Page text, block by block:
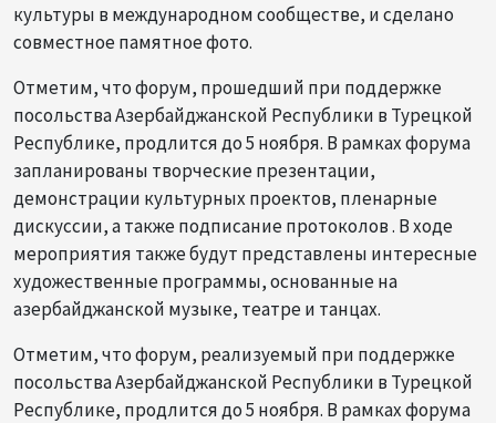
культуры в международном сообществе, и сделано
совместное памятное фото.
Отметим, что форум, прошедший при поддержке
посольства Азербайджанской Республики в Турецкой
Республике, продлится до 5 ноября. В рамках форума
запланированы творческие презентации,
демонстрации культурных проектов, пленарные
дискуссии, а также подписание протоколов . В ходе
мероприятия также будут представлены интересные
художественные программы, основанные на
азербайджанской музыке, театре и танцах.
Отметим, что форум, реализуемый при поддержке
посольства Азербайджанской Республики в Турецкой
Республике, продлится до 5 ноября. В рамках форума